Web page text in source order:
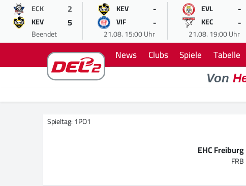
ECK 2
KEV 5
Beendet
KEV -
VIF -
21.08. 15:00 Uhr
EVL -
KEC -
21.08. 19:00 Uhr
News Clubs Spiele Tabelle
Von
Spieltag: 1PO1
EHC Freiburg
FRB